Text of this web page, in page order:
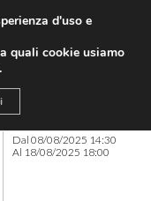
Dal 08/08/2025 14:30
Al 18/08/2025 18:00
d'uso e
quali cookie usiamo
.